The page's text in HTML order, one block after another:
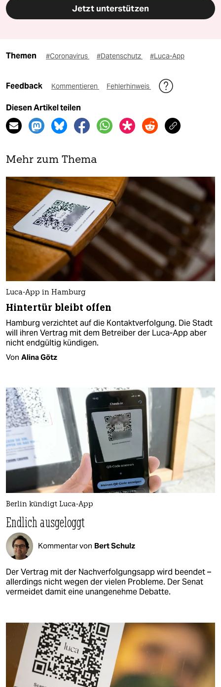
Jetzt unterstützen
Themen #Coronavirus #Datenschutz #Luca-App
Feedback Kommentieren Fehlerhinweis
Diesen Artikel teilen
Mehr zum Thema
Luca-App in Hamburg
Hintertür bleibt offen
Hamburg verzichtet auf die Kontaktverfolgung. Die Stadt
will ihren Vertrag mit dem Betreiber der Luca-App aber
nicht endgültig kündigen.
Von Alina Götz
Berlin kündigt Luca-App
Endlich ausgeloggt
Kommentar von Bert Schulz
Der Vertrag mit der Nachverfolgungsapp wird beendet –
allerdings nicht wegen der vielen Probleme. Der Senat
vermeidet damit eine unangenehme Debatte.